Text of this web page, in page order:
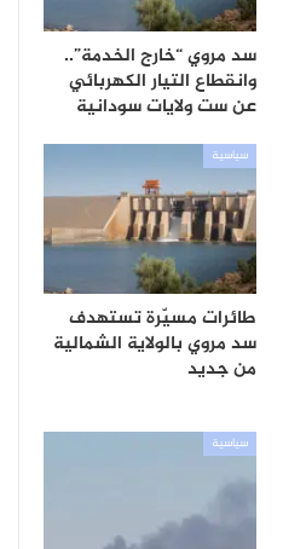
سد مروي “خارج الخدمة”..
وانقطاع التيار الكهربائي
عن ست ولايات سودانية
سياسية
طائرات مسيّرة تستهدف
سد مروي بالولاية الشمالية
من جديد
سياسية